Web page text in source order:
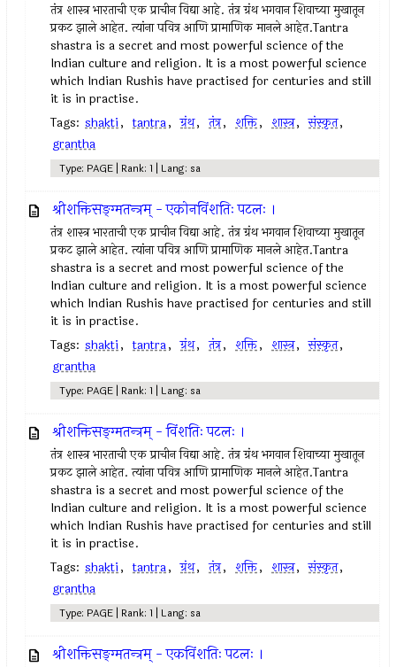
तंत्र शास्त्र भारताची एक प्राचीन विद्या आहे. तंत्र ग्रंथ भगवान शिवाच्या मुखातून
प्रकट झाले आहेत. त्यांना पवित्र आणि प्रामाणिक मानले आहेत.Tantra
shastra is a secret and most powerful science of the
Indian culture and religion. It is a most powerful science
which Indian Rushis have practised for centuries and still
it is in practise.
Tags: shakti, tantra, ग्रंथ, तंत्र, शक्ति, शास्त्र, संस्कृत,
grantha
Type: PAGE | Rank: 1 | Lang: sa
श्रीशक्तिसङ्ग्मतन्त्रम् - एकोनविंशतिः पटलः ।
तंत्र शास्त्र भारताची एक प्राचीन विद्या आहे. तंत्र ग्रंथ भगवान शिवाच्या मुखातून
प्रकट झाले आहेत. त्यांना पवित्र आणि प्रामाणिक मानले आहेत.Tantra
shastra is a secret and most powerful science of the
Indian culture and religion. It is a most powerful science
which Indian Rushis have practised for centuries and still
it is in practise.
Tags: shakti, tantra, ग्रंथ, तंत्र, शक्ति, शास्त्र, संस्कृत,
grantha
Type: PAGE | Rank: 1 | Lang: sa
श्रीशक्तिसङ्ग्मतन्त्रम् - विंशतिः पटलः ।
तंत्र शास्त्र भारताची एक प्राचीन विद्या आहे. तंत्र ग्रंथ भगवान शिवाच्या मुखातून
प्रकट झाले आहेत. त्यांना पवित्र आणि प्रामाणिक मानले आहेत.Tantra
shastra is a secret and most powerful science of the
Indian culture and religion. It is a most powerful science
which Indian Rushis have practised for centuries and still
it is in practise.
Tags: shakti, tantra, ग्रंथ, तंत्र, शक्ति, शास्त्र, संस्कृत,
grantha
Type: PAGE | Rank: 1 | Lang: sa
श्रीशक्तिसङ्ग्मतन्त्रम् - एकविंशतिः पटलः ।